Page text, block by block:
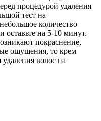
процедурой удаления
тест на
количество
оставьте на 5-10 минут.
покраснение,
ощущения, то крем
волос на